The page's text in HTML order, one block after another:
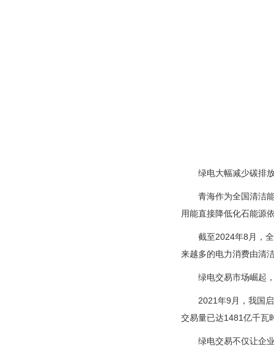
绿电大幅减少碳排
青海作为全国清洁
用能直接降低化石能源
截至2024年8月，
来越多的电力消费由清
绿电交易市场崛起
2021年9月，我国
交易量已达1481亿千瓦
绿电交易不仅让企